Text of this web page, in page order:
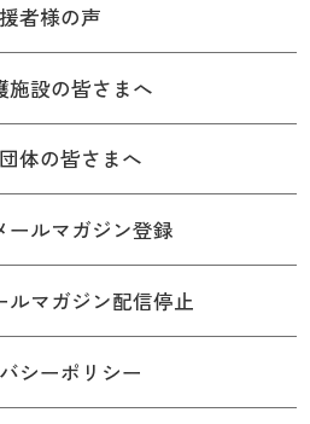
者様の声
施設の皆さまへ
体の皆さまへ
ールマガジン登録
ルマガジン配信停止
シーポリシー